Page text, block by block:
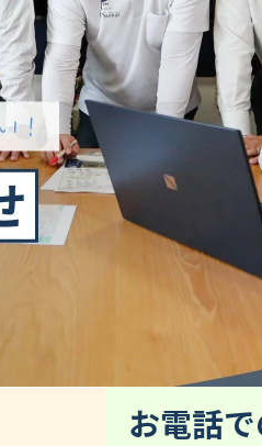
お電話